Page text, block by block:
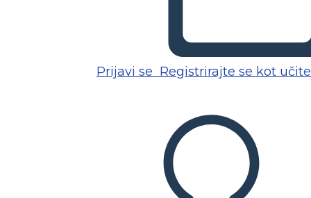
Prijavi se Registrirajte se kot